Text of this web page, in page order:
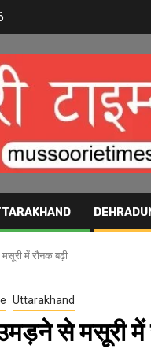
में रौनक बढ़ी
Uttarakhand
से मसूरी में